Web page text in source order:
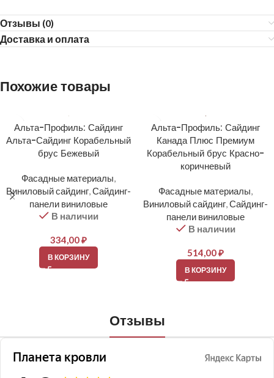
Отзывы (0)
Доставка и оплата
Похожие товары
Альта-Профиль: Сайдинг
Альта-Сайдинг Корабельный
брус Бежевый
Фасадные материалы,
Виниловый сайдинг,Сайдинг-
панели виниловые
В наличии
334,00₽
В КОРЗИНУ
Альта-Профиль: Сайдинг
Канада Плюс Премиум
Корабельный брус Красно-
коричневый
Фасадные материалы,
Виниловый сайдинг,Сайдинг-
панели виниловые
В наличии
514,00₽
В КОРЗИНУ
Отзывы